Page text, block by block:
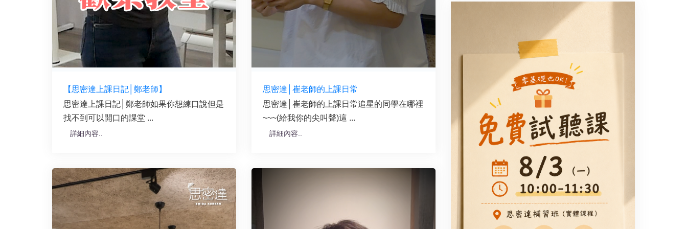
【思密達上課日記│鄭老師】
思密達上課日記│鄭老師如果你想練口說但是
找不到可以開口的課堂 ...
詳細內容..
思密達│崔老師的上課日常
思密達│崔老師的上課日常追星的同學在哪裡
~~~(給我你的尖叫聲)這 ...
詳細內容..